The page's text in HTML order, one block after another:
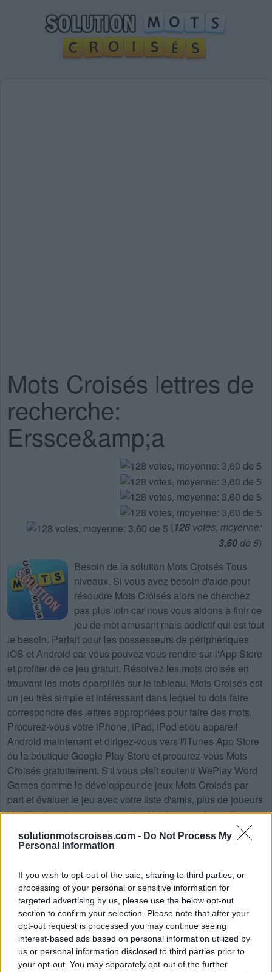
solutionmotscroises.com - Do Not Process My
Personal Information
If you wish to opt-out of the sale, sharing to third parties, or
processing of your personal or sensitive information for
targeted advertising by us, please use the below opt-out
section to confirm your selection. Please note that after your
opt-out request is processed you may continue seeing
interest-based ads based on personal information utilized by
us or personal information disclosed to third parties prior to
your opt-out. You may separately opt-out of the further
Mots Croisés lettres de
recherche:
Erssce&amp;a
(128 votes, moyenne:
3,60de 5)
Besoin de la solution Mots Croisés Tous
niveaux. Si vous avez besoin d'aide pour
résoudre Mots Croisés alors ne cherchez
pas plus loin car nous vous aidons à finir ce
jeu de mot amusant mais addictif qui est tout
le besoin. Parfait pour les possesseurs de périphériques
iOS et Android car vous pouvez vous rendre sur l'App Store
et profiter de ce jeu gratuit. Résolvez les mots croisés en
trouvant les mots éparpillés sur le tableau. Mots Croisés est
un jeu très simple et intéressant dans lequel tu dois faire
correspondre des lettres appropriées pour faire des mots.
Procurez-vous votre iPhone, iPad, iPod et/ou appareil
Android maintenant et dirigez-vous vers l'iTunes App Store
ou la boutique Google Play Store et procurez-vous Mots
Croisés gratuitement. S'il vous plaît soutenir WePlay Word
Games comme le développeur de jeux Mots Croisés par
part et évaluer le jeu avec votre liste d'amis, plus de joueurs
signifie plus de revenus pour le développeur donc s'il vous
plaît aider à le développer.
Sponsored Links